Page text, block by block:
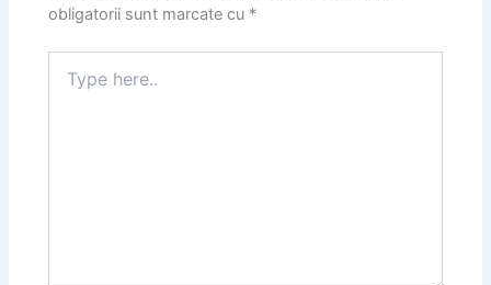
obligatorii sunt marcate cu *
here..